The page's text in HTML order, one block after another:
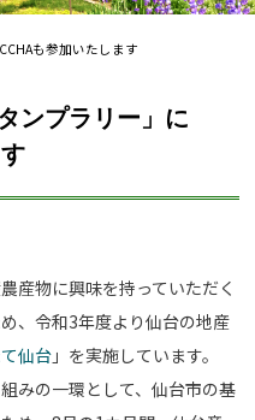
も参加いたします
ンプラリー」に
産物に興味を持っていただく
、令和3年度より仙台の地産
仙台」を実施しています。
みの一環として、仙台市の基